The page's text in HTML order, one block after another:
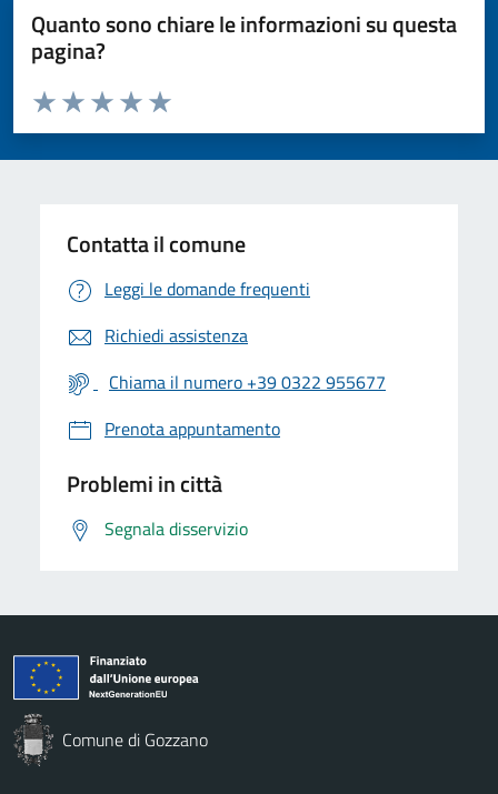
Quanto sono chiare le informazioni su questa
pagina?
Valuta da 1 a 5 stelle la pagina
Valuta 5 stelle su 5
Valuta 4 stelle su 5
Valuta 3 stelle su 5
Valuta 2 stelle su 5
Valuta 1 stelle su 5
Contatta il comune
Leggi le domande frequenti
Richiedi assistenza
Chiama il numero +39 0322 955677
Prenota appuntamento
Problemi in città
Segnala disservizio
Comune di Gozzano